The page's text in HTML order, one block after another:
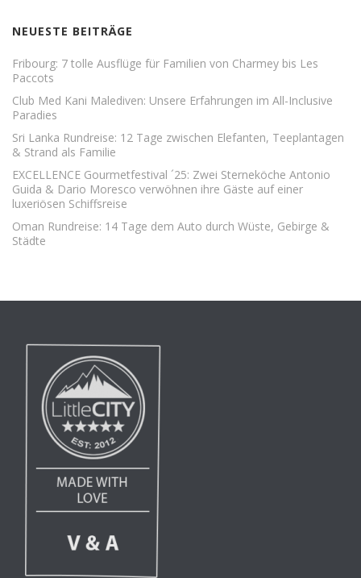
NEUESTE BEITRÄGE
Fribourg: 7 tolle Ausflüge für Familien von Charmey bis Les
Paccots
Club Med Kani Malediven: Unsere Erfahrungen im All-Inclusive
Paradies
Sri Lanka Rundreise: 12 Tage zwischen Elefanten, Teeplantagen
& Strand als Familie
EXCELLENCE Gourmetfestival ´25: Zwei Sterneköche Antonio
Guida & Dario Moresco verwöhnen ihre Gäste auf einer
luxeriösen Schiffsreise
Oman Rundreise: 14 Tage dem Auto durch Wüste, Gebirge &
Städte